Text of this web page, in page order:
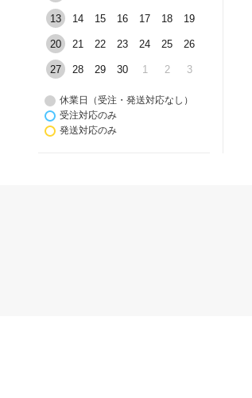
13 14 15 16 17 18 19
20 21 22 23 24 25 26
27 28 29 30 1 2 3
休業日（受注・発送対応なし）
受注対応のみ
発送対応のみ